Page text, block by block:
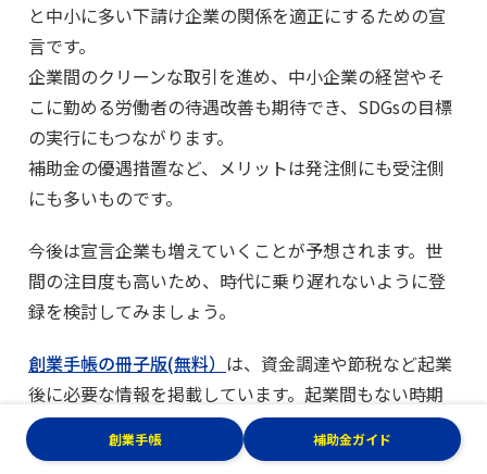
と中小に多い下請け企業の関係を適正にするための宣
言です。
企業間のクリーンな取引を進め、中小企業の経営やそ
こに勤める労働者の待遇改善も期待でき、SDGsの目標
の実行にもつながります。
補助金の優遇措置など、メリットは発注側にも受注側
にも多いものです。
今後は宣言企業も増えていくことが予想されます。世
間の注目度も高いため、時代に乗り遅れないように登
録を検討してみましょう。
創業手帳の冊子版(無料） は、資金調達や節税など起業
後に必要な情報を掲載しています。起業間もない時期
のサポートにぜひお役立てください。
【無料】起業前のノウハウをまとめた『創業手帳0』を
創業手帳 補助金ガイド